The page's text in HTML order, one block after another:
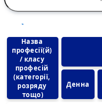
Назва
професії(й)
/ класу
професій
(категорії,
розряду
тощо)
Денна